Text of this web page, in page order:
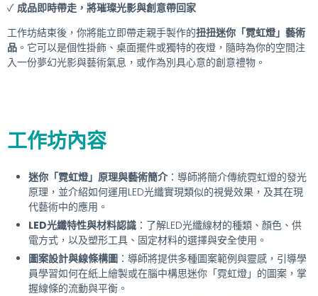
✓ 成品即時帶走，將璀璨光影與創意帶回家
工作坊結束後，你將能立即帶走親手製作的扭扭迷你「霓虹燈」藝術
品 。它可以是個性掛飾、桌面擺件或獨特的夜燈，隨時為你的空間注
入一份夢幻光影與藝術氣息，或作為別具心意的創意禮物。
工作坊內容
迷你「霓虹燈」原理與藝術簡介：導師將簡介傳統霓虹燈的發光
原理，並介紹如何運用LED光纖實現類似的視覺效果，及其在現
代藝術中的應用。
LED光纖特性與材料認識 ：了解LED光纖線材的種類、顏色、供
電方式，以及塑形工具、固定材料的選擇與安全使用。
圖案設計與線條構圖 ：導師將提供多種圖案範例與靈感，引導學
員學習如何在紙上繪製或在腦中構思迷你「霓虹燈」的圖案，掌
握線條的流動與平衡。